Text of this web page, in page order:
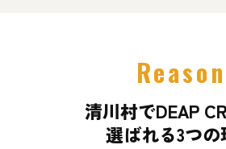
Reason
清川村でDEAP
選ばれる3つの